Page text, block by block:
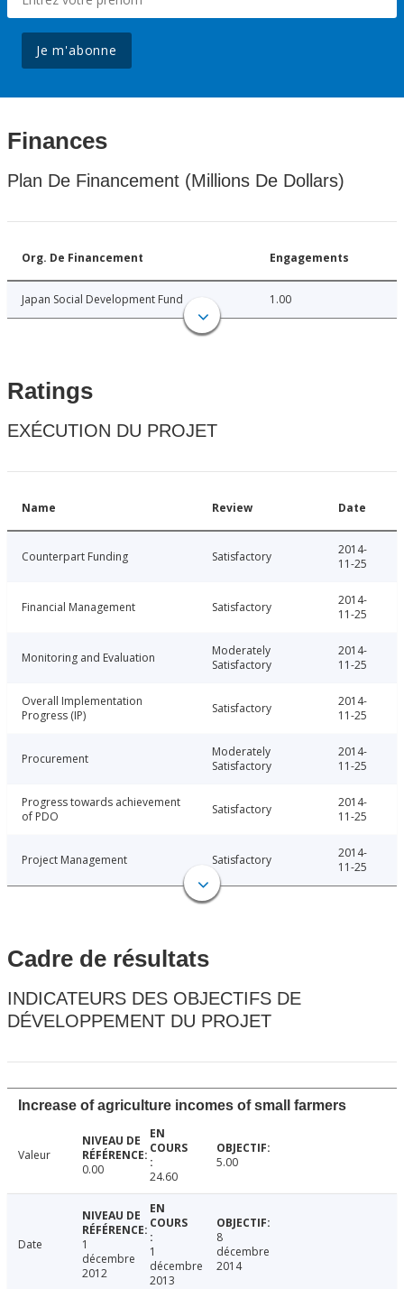
Je m'abonne
Finances
Plan De Financement (Millions De Dollars)
Org. De Financement Engagements
Japan Social Development Fund 1.00
Ratings
EXÉCUTION DU PROJET
Name Review Date
Counterpart Funding Satisfactory
2014-
11-25
Financial Management Satisfactory
2014-
11-25
Monitoring and Evaluation
Moderately
Satisfactory
2014-
11-25
Overall Implementation
Progress (IP)
Satisfactory
2014-
11-25
Procurement
Moderately
Satisfactory
2014-
11-25
Progress towards achievement
of PDO
Satisfactory
2014-
11-25
Project Management Satisfactory
2014-
11-25
Cadre de résultats
INDICATEURS DES OBJECTIFS DE
DÉVELOPPEMENT DU PROJET
Increase of agriculture incomes of small farmers
Valeur
0.00
24.60
5.00
Date
1
décembre
2012
1
décembre
2013
8
décembre
2014